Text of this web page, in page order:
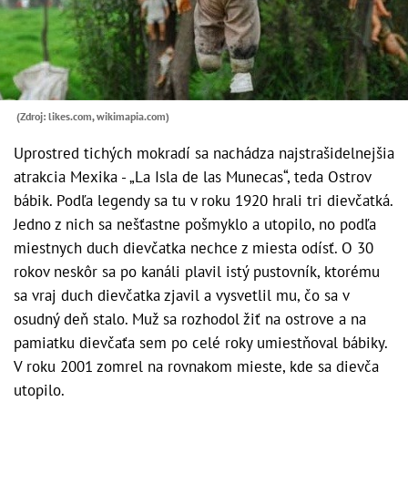
(Zdroj: likes.com, wikimapia.com)
Uprostred tichých mokradí sa nachádza najstrašidelnejšia
atrakcia Mexika - „La Isla de las Munecas“, teda Ostrov
bábik. Podľa legendy sa tu v roku 1920 hrali tri dievčatká.
Jedno z nich sa nešťastne pošmyklo a utopilo, no podľa
miestnych duch dievčatka nechce z miesta odísť. O 30
rokov neskôr sa po kanáli plavil istý pustovník, ktorému
sa vraj duch dievčatka zjavil a vysvetlil mu, čo sa v
osudný deň stalo. Muž sa rozhodol žiť na ostrove a na
pamiatku dievčaťa sem po celé roky umiestňoval bábiky.
V roku 2001 zomrel na rovnakom mieste, kde sa dievča
utopilo.